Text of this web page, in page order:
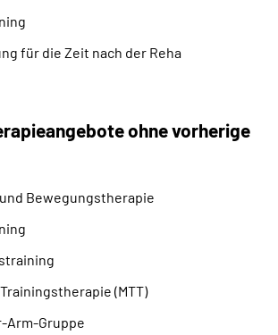
für die Zeit nach der Reha
ohne vorherige
Bewegungstherapie
(MTT)
Arm-Gruppe